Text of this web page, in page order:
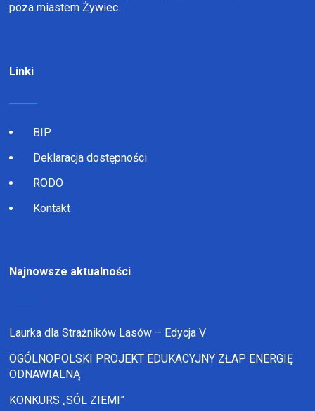
poza miastem Żywiec.
Linki
BIP
Deklaracja dostępności
RODO
Kontakt
Najnowsze aktualności
Laurka dla Strażników Lasów – Edycja V
OGÓLNOPOLSKI PROJEKT EDUKACYJNY ZŁAP ENERGIĘ
ODNAWIALNĄ
KONKURS „SÓL ZIEMI”